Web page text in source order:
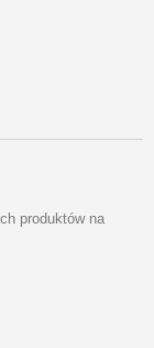
produktów na